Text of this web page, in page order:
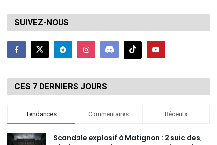
SUIVEZ-NOUS
CES 7 DERNIERS JOURS
Tendances Commentaires Récents
Scandale explosif à Matignon : 2 suicides,